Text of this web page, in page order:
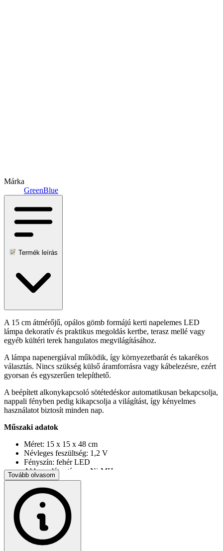
Márka
GreenBlue
Termék leírás
A 15 cm átmérőjű, opálos gömb formájú kerti napelemes LED
lámpa dekoratív és praktikus megoldás kertbe, terasz mellé vagy
egyéb kültéri terek hangulatos megvilágításához.
A lámpa napenergiával működik, így környezetbarát és takarékos
választás. Nincs szükség külső áramforrásra vagy kábelezésre, ezért
gyorsan és egyszerűen telepíthető.
A beépített alkonykapcsoló sötétedéskor automatikusan bekapcsolja,
nappali fényben pedig kikapcsolja a világítást, így kényelmes
használatot biztosít minden nap.
Műszaki adatok
Méret: 15 x 15 x 48 cm
Névleges feszültség: 1,2 V
Fényszín: fehér LED
Akkumulátor típusa: Ni-MH
Világítási idő: 6–8 óra
Védettség: IP44
A csomag tartalma
Napelemes álló kerti lámpa GB121
Használati útmutató
Gyári csomagolás
Tovább olvasom